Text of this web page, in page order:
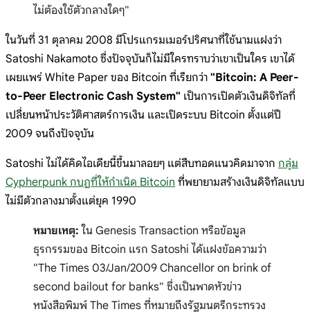
ไม่ต้องใช้ตัวกลางใดๆ"
ในวันที่ 31 ตุลาคม 2008 มีโปรแกรมเมอร์ปริศนาที่ใช้นามแฝงว่า
Satoshi Nakamoto ซึ่งปัจจุบันก็ไม่มีใครทราบว่าเขาเป็นใคร เขาได้
เผยแพร่ White Paper ของ Bitcoin ที่เรียกว่า "Bitcoin: A Peer-
to-Peer Electronic Cash System" เป็นการเปิดตัวเงินดิจิทัลที่
เปลี่ยนหน้าประวัติศาสตร์การเงิน และเปิดระบบ Bitcoin ตั้งแต่ปี
2009 จนถึงปัจจุบัน
Satoshi ไม่ได้คิดไอเดียนี้ขึ้นมาลอยๆ แต่สืบทอดแนวคิดมาจาก กลุ่ม
Cypherpunk กบฏที่ให้กำเนิด Bitcoin ที่พยายามสร้างเงินดิจิทัลแบบ
ไม่มีตัวกลางมาตั้งแต่ยุค 1990
หมายเหตุ: ใน Genesis Transaction หรือข้อมูล
ธุรกรรมของ Bitcoin แรก Satoshi ได้แฝงข้อความว่า
"The Times 03/Jan/2009 Chancellor on brink of
second bailout for banks" ซึ่งเป็นพาดหัวข่าว
หนังสือพิมพ์ The Times ที่หมายถึงรัฐมนตรีกระทรวง